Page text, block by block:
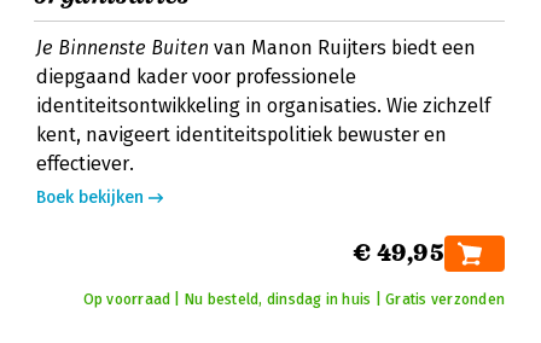
Je Binnenste Buiten van Manon Ruijters biedt een
diepgaand kader voor professionele
identiteitsontwikkeling in organisaties. Wie zichzelf
kent, navigeert identiteitspolitiek bewuster en
effectiever.
Boek bekijken
€ 49,95
Op voorraad | Nu besteld, dinsdag in huis | Gratis verzonden